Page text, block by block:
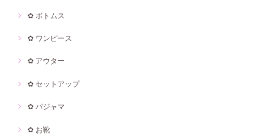
✿ ボトムス
✿ ワンピース
✿ アウター
✿ セットアップ
✿ パジャマ
✿ お靴